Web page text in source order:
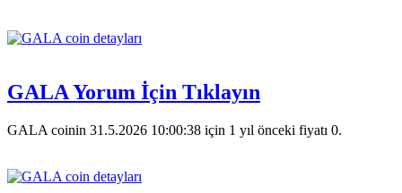
GALA Yorum İçin Tıklayın
GALA coinin 31.5.2026 10:00:38 için 1 yıl önceki fiyatı 0.